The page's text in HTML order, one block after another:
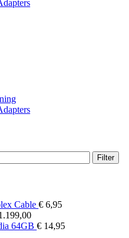
Filter
Cable € 6,95
64GB € 14,95